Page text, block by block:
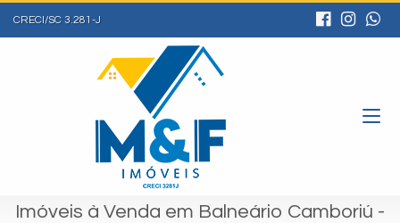
CRECI/SC 3.281-J
Imóveis à Venda em Balneário Camboriú -